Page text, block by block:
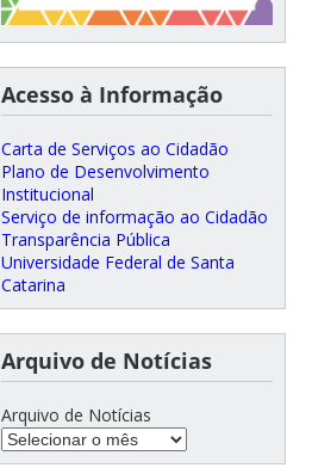
Acesso à Informação
Carta de Serviços ao Cidadão
Plano de Desenvolvimento
Institucional
Serviço de informação ao Cidadão
Transparência Pública
Universidade Federal de Santa
Catarina
Arquivo de Notícias
Arquivo de Notícias